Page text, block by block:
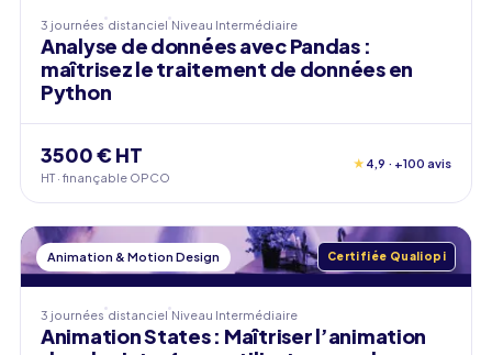
3 journées distanciel Niveau Intermédiaire
Analyse de données avec Pandas :
maîtrisez le traitement de données en
Python
3500 € HT
HT · finançable OPCO
★ 4,9 · +100 avis
Animation & Motion Design Certifiée Qualiopi
3 journées distanciel Niveau Intermédiaire
Animation States : Maîtriser l’animation